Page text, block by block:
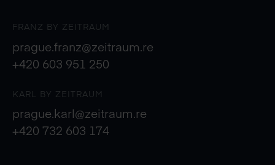
FRANZ BY ZEITRAUM
prague.franz@zeitraum.re
+420 603 951 250
KARL BY ZEITRAUM
prague.karl@zeitraum.re
+420 732 603 174